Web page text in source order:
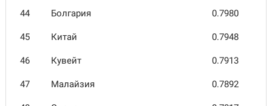
44 Болгария 0.7980
45 Китай 0.7948
46 Кувейт 0.7913
47 Малай­зия 0.7892